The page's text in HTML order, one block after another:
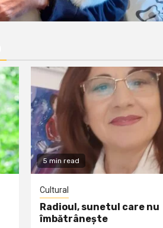
5 min read
Cultural
Radioul, sunetul care nu
îmbătrânește